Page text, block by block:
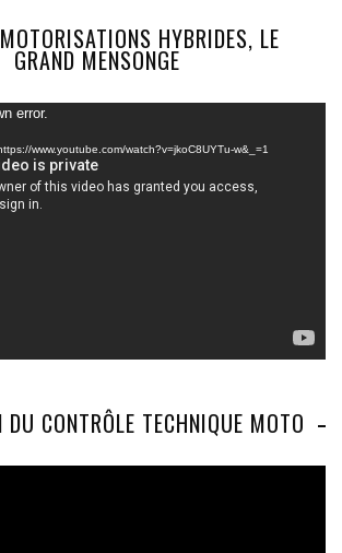
HYBRIDES, LE
GRAND MENSONGE
error.
www.youtube.com/watch?v=jkoC8UYTu-w&_=1
CONTRÔLE TECHNIQUE MOTO